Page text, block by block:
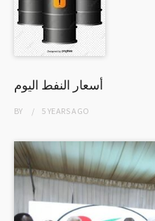
أسعار النفط اليوم
BY 5 YEARSAGO